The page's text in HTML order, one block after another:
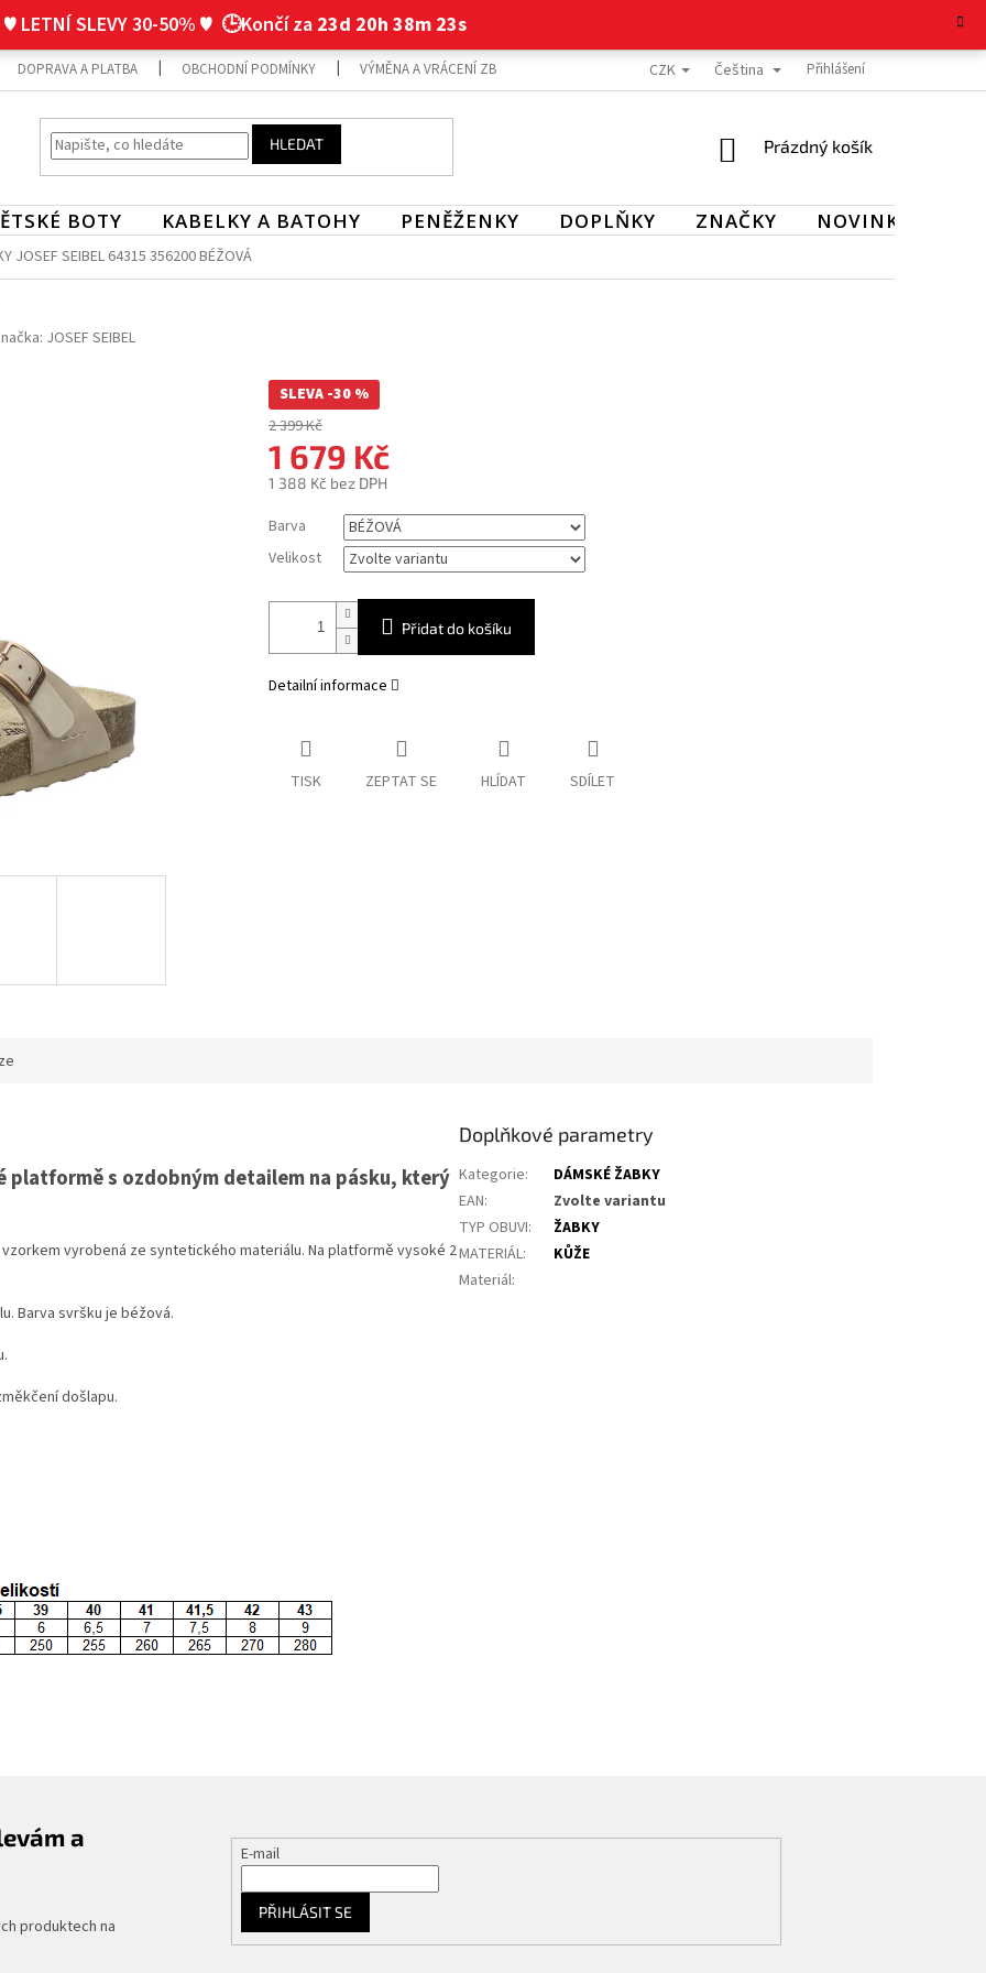
♥ LETNÍ SLEVY 30-50% ♥ 🕒Končí za 23d 20h 38m 23s
DOPRAVA A PLATBA OBCHODNÍ PODMÍNKY VÝMĚNA A VRÁCENÍ ZBOŽÍ REKLAMAČNÍ ŘÁD OCHRANA OSOBNÍCH ÚDAJŮ
CZK Čeština Přihlášení
HLEDAT
NÁKUPNÍ
Prázdný košík
BOTY KABELKY A BATOHY PENĚŽENKY DOPLŇKY ZNAČKY NOVINKY
JOSEF SEIBEL 64315 356200 BÉŽOVÁ
JOSEF SEIBEL
SLEVA -30 %
2 399 Kč
1 679 Kč
1 388 Kč bez DPH
cena:
Barva
Velikost
Přidat do košíku
Detailní informace
TISK ZEPTAT SE HLÍDAT SDÍLET
platformě s ozdobným detailem na pásku, který
vyrobená ze syntetického materiálu. Na platformě vysoké 2
Barva svršku je béžová.
došlapu.
Doplňkové parametry
Kategorie:
DÁMSKÉ ŽABKY
EAN:
Zvolte variantu
TYP OBUVI:
ŽABKY
MATERIÁL:
KŮŽE
Materiál:
a
produktech na
E-mail
PŘIHLÁSIT SE